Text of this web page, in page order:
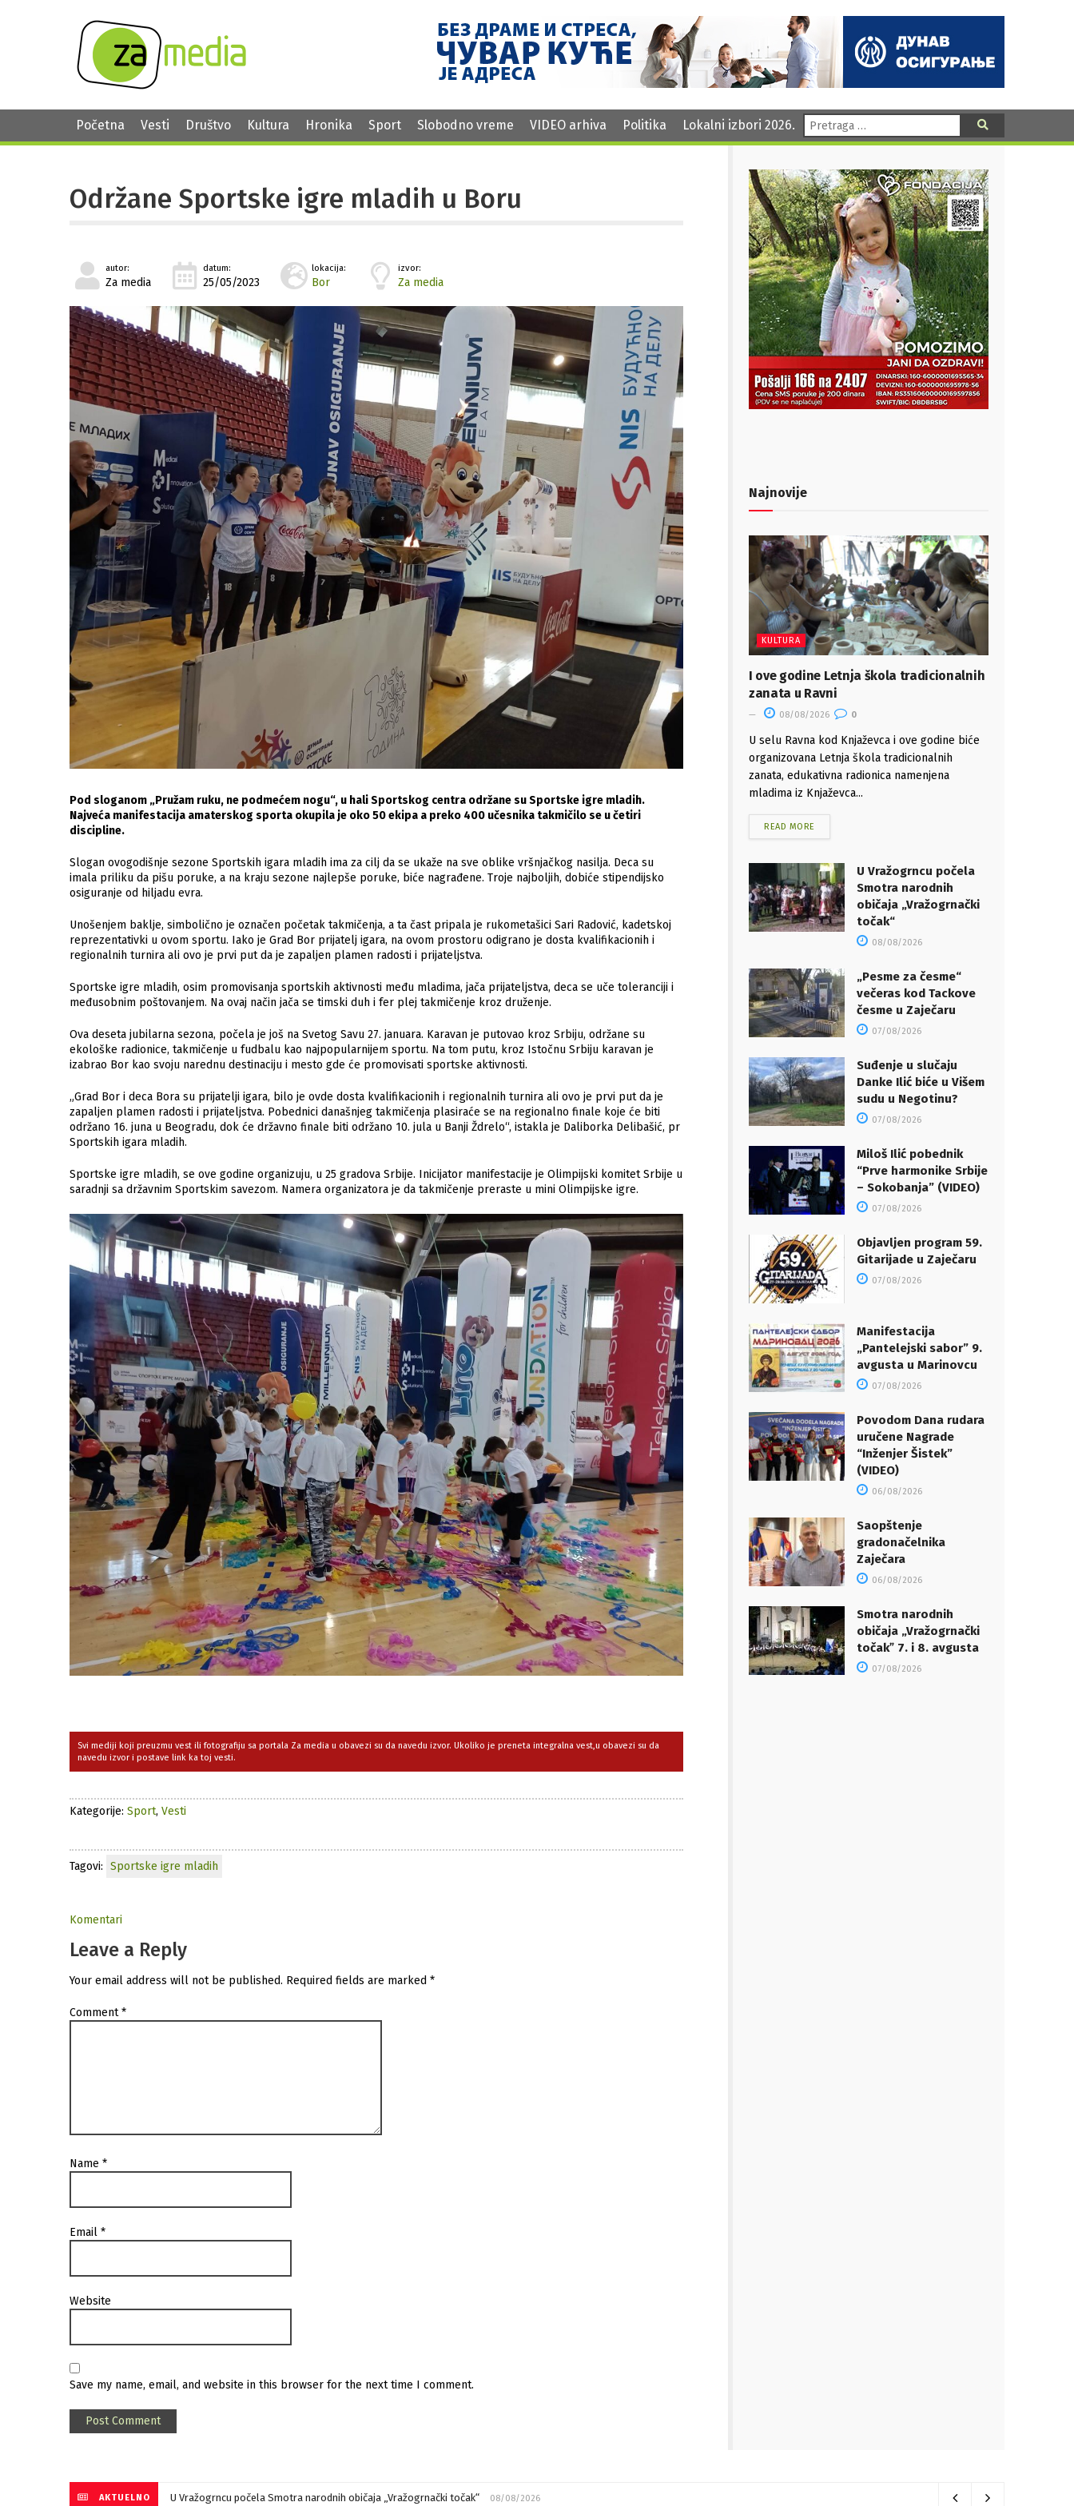
Početna Vesti Društvo Kultura Hronika Sport Slobodno vreme VIDEO arhiva Politika Lokalni izbori 2026. Pretraga:
Održane Sportske igre mladih u Boru
autor:
Za media
datum:
25/05/2023
lokacija:
Bor
izvor:
Za media
Pod sloganom „Pružam ruku, ne podmećem nogu“, u hali Sportskog centra održane su Sportske igre mladih.
Najveća manifestacija amaterskog sporta okupila je oko 50 ekipa a preko 400 učesnika takmičilo se u četiri
discipline.
Slogan ovogodišnje sezone Sportskih igara mladih ima za cilj da se ukaže na sve oblike vršnjačkog nasilja. Deca su
imala priliku da pišu poruke, a na kraju sezone najlepše poruke, biće nagrađene. Troje najboljih, dobiće stipendijsko
osiguranje od hiljadu evra.
Unošenjem baklje, simbolično je označen početak takmičenja, a ta čast pripala je rukometašici Sari Radović, kadetskoj
reprezentativki u ovom sportu. Iako je Grad Bor prijatelj igara, na ovom prostoru odigrano je dosta kvalifikacionih i
regionalnih turnira ali ovo je prvi put da je zapaljen plamen radosti i prijateljstva.
Sportske igre mladih, osim promovisanja sportskih aktivnosti među mladima, jača prijateljstva, deca se uče toleranciji i
međusobnim poštovanjem. Na ovaj način jača se timski duh i fer plej takmičenje kroz druženje.
Ova deseta jubilarna sezona, počela je još na Svetog Savu 27. januara. Karavan je putovao kroz Srbiju, održane su
ekološke radionice, takmičenje u fudbalu kao najpopularnijem sportu. Na tom putu, kroz Istočnu Srbiju karavan je
izabrao Bor kao svoju narednu destinaciju i mesto gde će promovisati sportske aktivnosti.
„Grad Bor i deca Bora su prijatelji igara, bilo je ovde dosta kvalifikacionih i regionalnih turnira ali ovo je prvi put da je
zapaljen plamen radosti i prijateljstva. Pobednici današnjeg takmičenja plasiraće se na regionalno finale koje će biti
održano 16. juna u Beogradu, dok će državno finale biti održano 10. jula u Banji Ždrelo“, istakla je Daliborka Delibašić, pr
Sportskih igara mladih.
Sportske igre mladih, se ove godine organizuju, u 25 gradova Srbije. Inicijator manifestacije je Olimpijski komitet Srbije u
saradnji sa državnim Sportskim savezom. Namera organizatora je da takmičenje preraste u mini Olimpijske igre.
Svi mediji koji preuzmu vest ili fotografiju sa portala Za media u obavezi su da navedu izvor. Ukoliko je preneta integralna vest,u obavezi su da
navedu izvor i postave link ka toj vesti.
Kategorije: Sport, Vesti
Tagovi: Sportske igre mladih
Komentari
Leave a Reply
Your email address will not be published. Required fields are marked *
Comment*
Name *
Email *
Website
Save my name, email, and website in this browser for the next time I comment.
Najnovije
KULTURA
I ove godine Letnja škola tradicionalnih
zanata u Ravni
08/08/2026 0
U selu Ravna kod Knjaževca i ove godine biće
organizovana Letnja škola tradicionalnih
zanata, edukativna radionica namenjena
mladima iz Knjaževca...
READ MORE
U Vražogrncu počela
Smotra narodnih
običaja „Vražogrnački
točak“
08/08/2026
„Pesme za česme“
večeras kod Tackove
česme u Zaječaru
07/08/2026
Suđenje u slučaju
Danke Ilić biće u Višem
sudu u Negotinu?
07/08/2026
Miloš Ilić pobednik
“Prve harmonike Srbije
– Sokobanja” (VIDEO)
07/08/2026
Objavljen program 59.
Gitarijade u Zaječaru
07/08/2026
Manifestacija
„Pantelejski sabor” 9.
avgusta u Marinovcu
07/08/2026
Povodom Dana rudara
uručene Nagrade
“Inženjer Šistek”
(VIDEO)
06/08/2026
Saopštenje
gradonačelnika
Zaječara
06/08/2026
Smotra narodnih
običaja „Vražogrnački
točakˮ 7. i 8. avgusta
07/08/2026
AKTUELNO U Vražogrncu počela Smotra narodnih običaja „Vražogrnački točak“ 08/08/2026